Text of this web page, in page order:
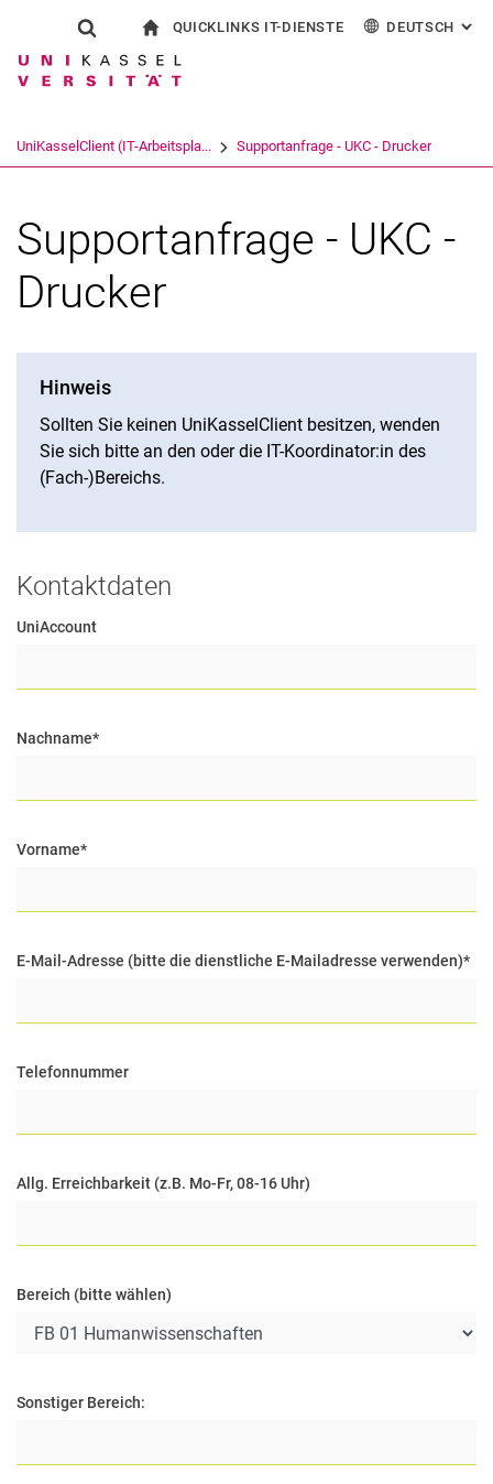
Springe direkt zu: Inhalt
Springe direkt zu: Suche
Springe direkt zu:
Suchformular
Suchbegriff
QUICKLINKS IT-DIENSTE
CampusCard Selfservice
DEUTSCH :
UniKasselClient (IT-Arbeitspla... Supportanfrage - UKC - Drucker
Supportanfrage - UKC -
Drucker
Hinweis
Sollten Sie keinen UniKasselClient besitzen, wenden
Sie sich bitte an den oder die IT-Koordinator:in des
(Fach-)Bereichs.
Kontaktdaten
UniAccount
Nachname*
Vorname*
E-Mail-Adresse (bitte die dienstliche E-Mailadresse verwenden)*
Telefonnummer
Allg. Erreichbarkeit (z.B. Mo-Fr, 08-16 Uhr)
Bereich (bitte wählen)
Sonstiger Bereich: